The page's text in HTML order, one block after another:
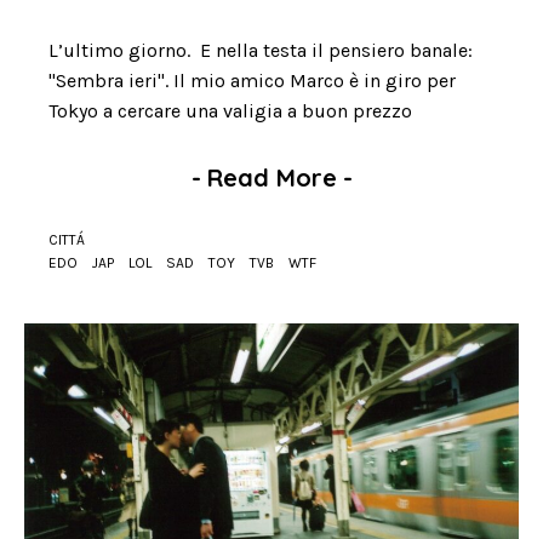
L’ultimo giorno. E nella testa il pensiero banale:
"Sembra ieri". Il mio amico Marco è in giro per
Tokyo a cercare una valigia a buon prezzo
- Read More -
CITTÁ
EDO
JAP LOL SAD TOY TVB WTF